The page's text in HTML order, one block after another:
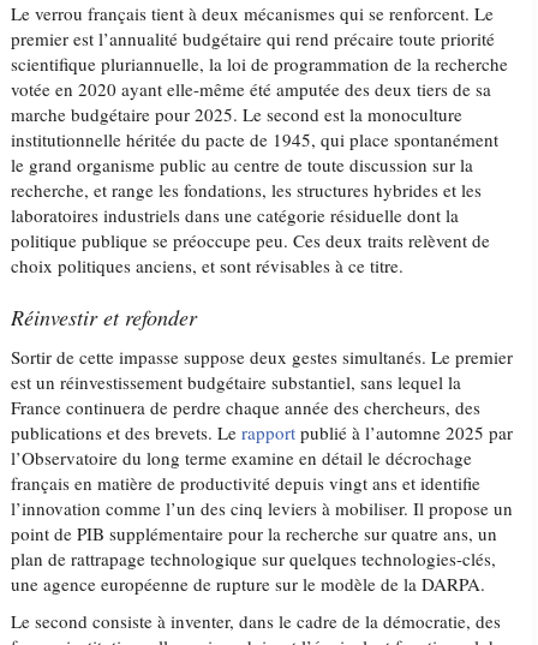
Le verrou français tient à deux mécanismes qui se renforcent. Le
premier est l’annualité budgétaire qui rend précaire toute priorité
scientifique pluriannuelle, la loi de programmation de la recherche
votée en 2020 ayant elle-même été amputée des deux tiers de sa
marche budgétaire pour 2025. Le second est la monoculture
institutionnelle héritée du pacte de 1945, qui place spontanément
le grand organisme public au centre de toute discussion sur la
recherche, et range les fondations, les structures hybrides et les
laboratoires industriels dans une catégorie résiduelle dont la
politique publique se préoccupe peu. Ces deux traits relèvent de
choix politiques anciens, et sont révisables à ce titre.
Réinvestir et refonder
Sortir de cette impasse suppose deux gestes simultanés. Le premier
est un réinvestissement budgétaire substantiel, sans lequel la
France continuera de perdre chaque année des chercheurs, des
publications et des brevets. Lerapport publié à l’automne 2025 par
l’Observatoire du long terme examine en détail le décrochage
français en matière de productivité depuis vingt ans et identifie
l’innovation comme l’un des cinq leviers à mobiliser. Il propose un
point de PIB supplémentaire pour la recherche sur quatre ans, un
plan de rattrapage technologique sur quelques technologies-clés,
une agence européenne de rupture sur le modèle de la DARPA.
Le second consiste à inventer, dans le cadre de la démocratie, des